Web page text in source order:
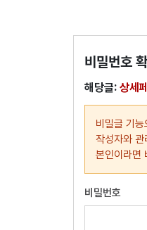
비밀번호
해당글: 상세
비밀글 기
작성자와
본인이라면
비밀번호